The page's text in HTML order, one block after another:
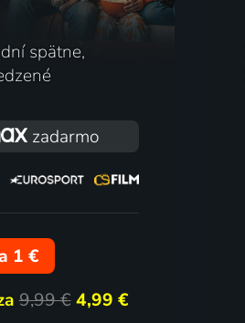
dní spätne,
zadarmo
1 €
9,99 € 4,99 €